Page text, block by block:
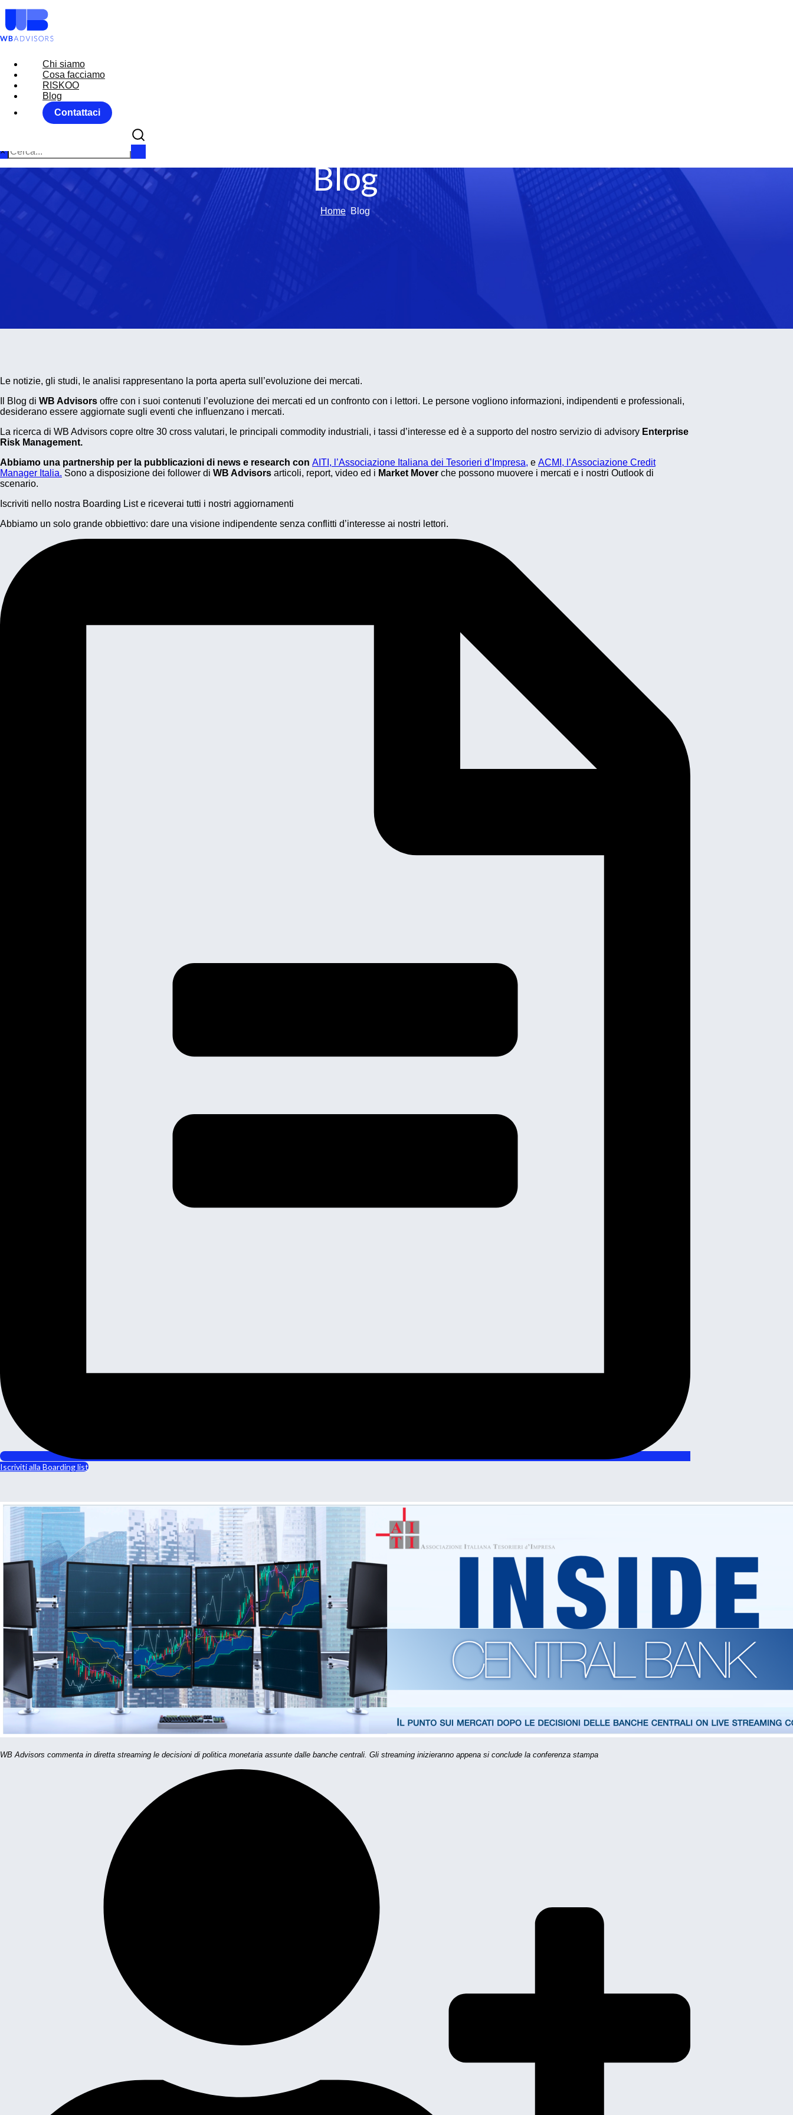
Chi siamo
Cosa facciamo
RISKOO
Blog
Contattaci
Chi siamo
Cosa facciamo
RISKOO
Blog
Contattaci
×
Blog
Home Blog
Le notizie, gli studi, le analisi rappresentano la porta aperta sull’evoluzione dei mercati.
Il Blog di WB Advisors offre con i suoi contenuti l’evoluzione dei mercati ed un confronto con i lettori. Le persone vogliono informazioni, indipendenti e professionali,
desiderano essere aggiornate sugli eventi che influenzano i mercati.
La ricerca di WB Advisors copre oltre 30 cross valutari, le principali commodity industriali, i tassi d’interesse ed è a supporto del nostro servizio di advisory Enterprise
Risk Management.
Abbiamo una partnership per la pubblicazioni di news e research con AITI, l’Associazione Italiana dei Tesorieri d’Impresa, e ACMI, l’Associazione Credit
Manager Italia. Sono a disposizione dei follower di WB Advisors articoli, report, video ed i Market Mover che possono muovere i mercati e i nostri Outlook di
scenario.
Iscriviti nello nostra Boarding List e riceverai tutti i nostri aggiornamenti
Abbiamo un solo grande obbiettivo: dare una visione indipendente senza conflitti d’interesse ai nostri lettori.
Iscriviti alla Boarding list
WB Advisors commenta in diretta streaming le decisioni di politica monetaria assunte dalle banche centrali. Gli streaming inizieranno appena si conclude la conferenza stampa